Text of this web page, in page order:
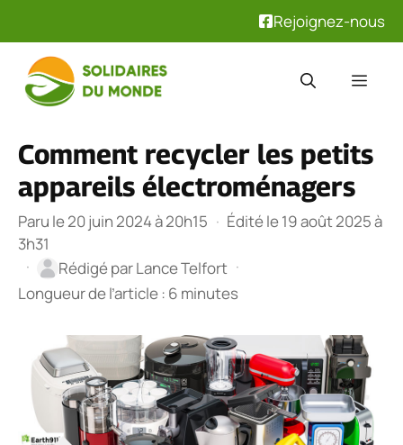
Rejoignez-nous
contenu
Comment recycler les petits
appareils électroménagers
Paru le 20 juin 2024 à 20h15 · Édité le 19 août 2025 à
3h31
·
Rédigé parLance Telfort ·
Longueur de l’article : 6 minutes